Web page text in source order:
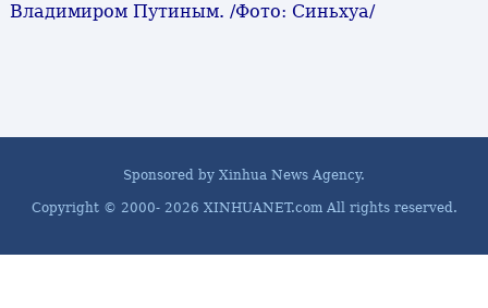
Владимиром Путиным. /Фото: Синьхуа/
Sponsored by Xinhua News Agency.
Copyright © 2000- 2026 XINHUANET.com All rights reserved.